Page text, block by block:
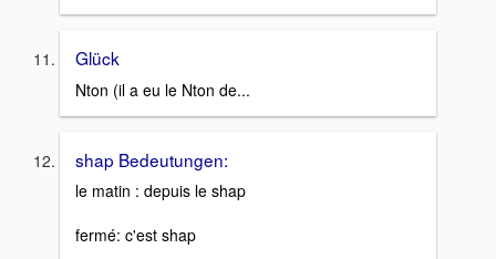
Glück
Nton (il a eu le Nton de...
shap Bedeutungen:
le matin : depuis le shap
fermé: c'est shap